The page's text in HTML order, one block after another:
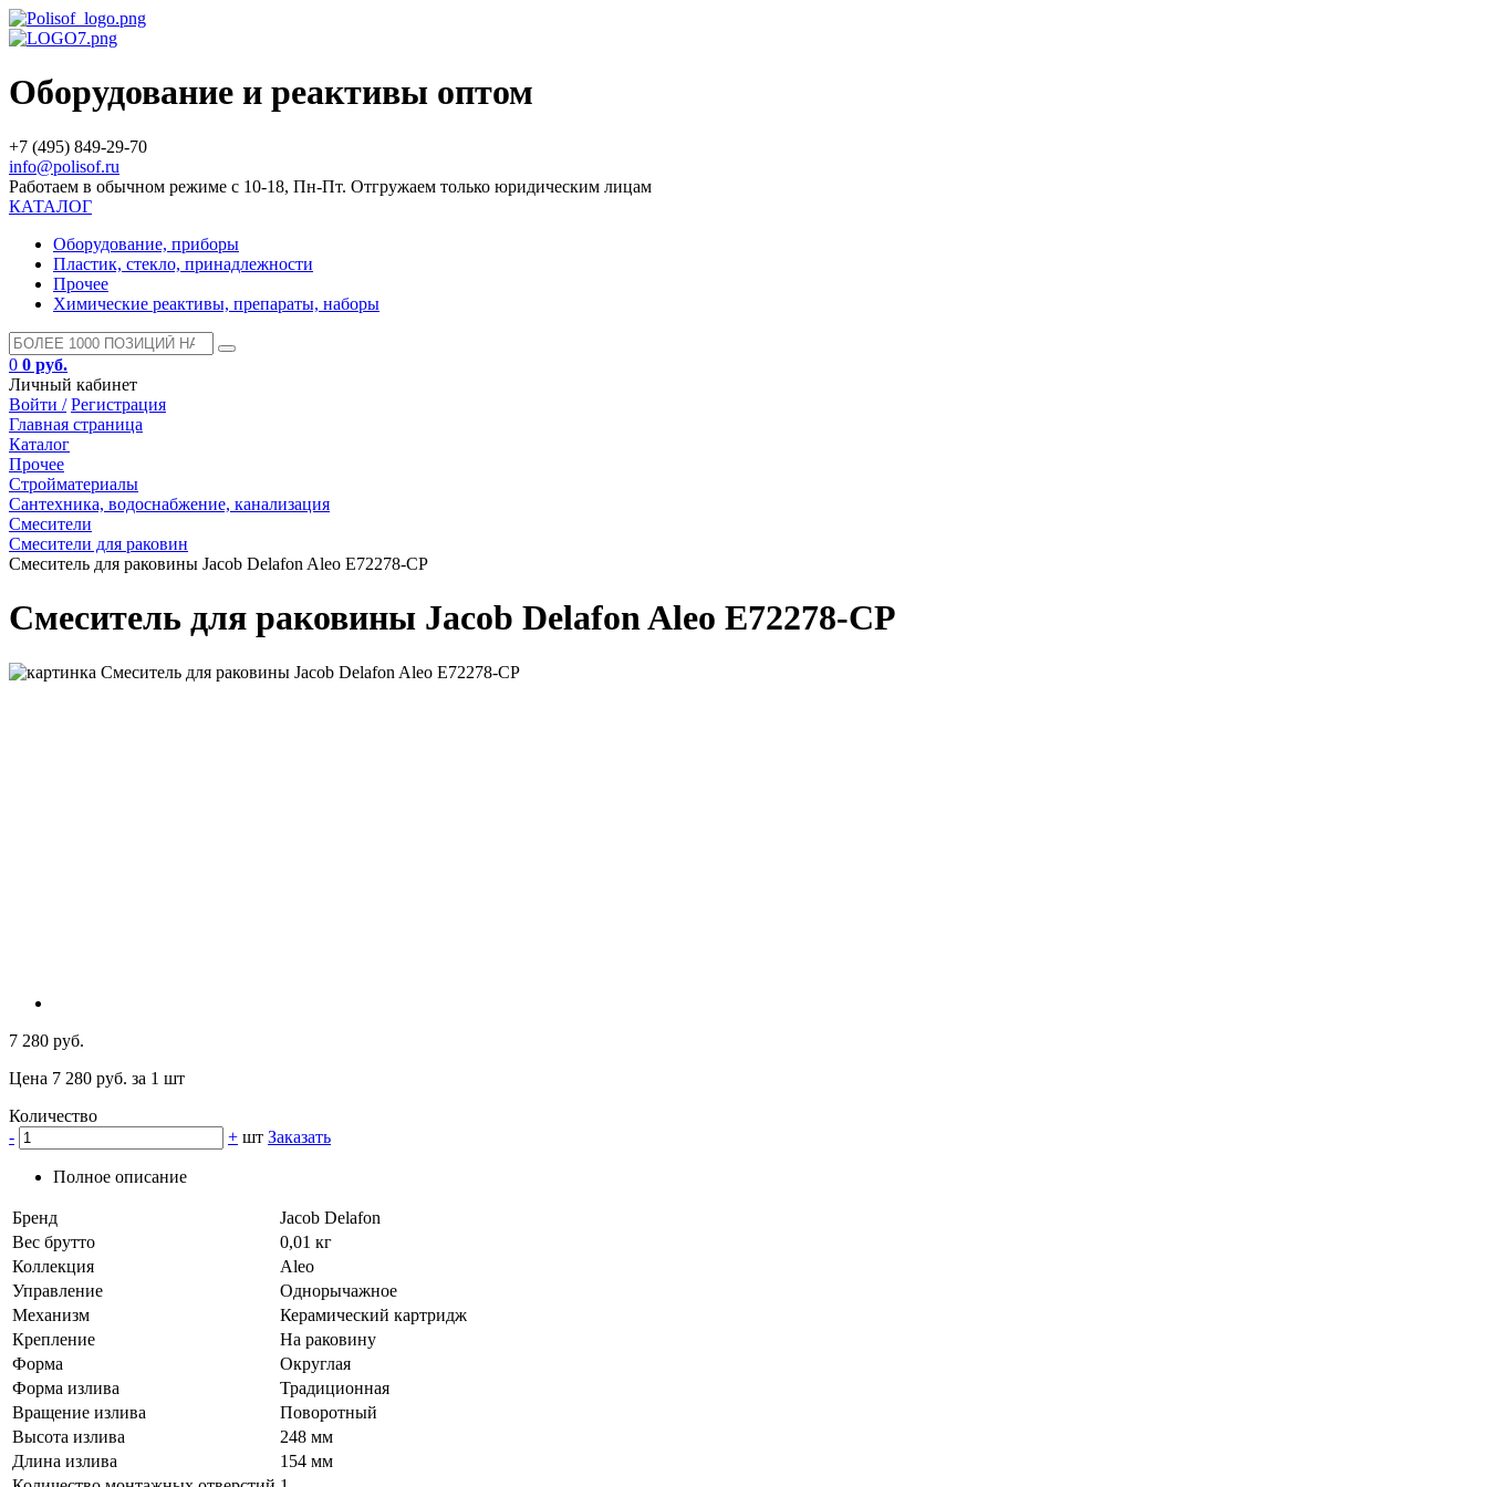
Оборудование и реактивы оптом
+7 (495) 849-29-70
info@polisof.ru
Работаем в обычном режиме с 10-18, Пн-Пт. Отгружаем только юридическим лицам
КАТАЛОГ
Оборудование, приборы
Пластик, стекло, принадлежности
Прочее
Химические реактивы, препараты, наборы
0 0 руб.
Личный кабинет
Войти / Регистрация
Главная страница
Каталог
Прочее
Стройматериалы
Сантехника, водоснабжение, канализация
Смесители
Смесители для раковин
Смеситель для раковины Jacob Delafon Aleo E72278-CP
Смеситель для раковины Jacob Delafon Aleo E72278-CP
7 280 руб.
Цена 7 280 руб. за 1 шт
Количество
-
+ шт Заказать
Полное описание
Бренд
Jacob Delafon
Вес брутто
0,01 кг
Коллекция
Aleo
Управление
Однорычажное
Механизм
Керамический картридж
Крепление
На раковину
Форма
Округлая
Форма излива
Традиционная
Вращение излива
Поворотный
Высота излива
248 мм
Длина излива
154 мм